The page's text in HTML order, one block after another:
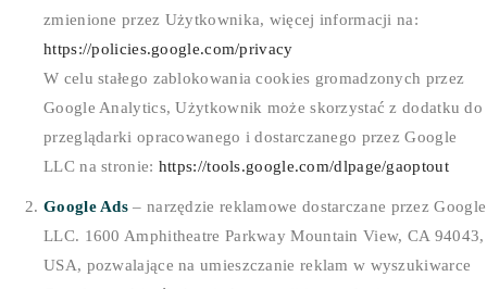
zmienione przez Użytkownika, więcej informacji na:
https://policies.google.com/privacy
W celu stałego zablokowania cookies gromadzonych przez
Google Analytics, Użytkownik może skorzystać z dodatku do
przeglądarki opracowanego i dostarczanego przez Google
LLC na stronie: https://tools.google.com/dlpage/gaoptout
Google Ads – narzędzie reklamowe dostarczane przez Google
LLC. 1600 Amphitheatre Parkway Mountain View, CA 94043,
USA, pozwalające na umieszczanie reklam w wyszukiwarce